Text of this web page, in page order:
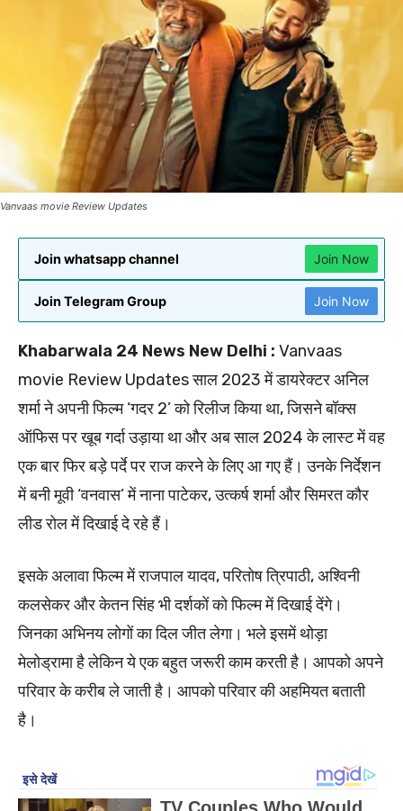
Vanvaas movie Review Updates
Join whatsapp channel Join Now
Join Telegram Group Join Now
Khabarwala 24 News New Delhi : Vanvaas
movie Review Updates साल 2023 में डायरेक्टर अनिल
शर्मा ने अपनी फिल्म ‘गदर 2’ को रिलीज किया था, जिसने बॉक्स
ऑफिस पर खूब गर्दा उड़ाया था और अब साल 2024 के लास्ट में वह
एक बार फिर बड़े पर्दे पर राज करने के लिए आ गए हैं। उनके निर्देशन
में बनी मूवी ‘वनवास’ में नाना पाटेकर, उत्कर्ष शर्मा और सिमरत कौर
लीड रोल में दिखाई दे रहे हैं।
इसके अलावा फिल्म में राजपाल यादव, परितोष त्रिपाठी, अश्विनी
कलसेकर और केतन सिंह भी दर्शकों को फिल्म में दिखाई देंगे।
जिनका अभिनय लोगों का दिल जीत लेगा। भले इसमें थोड़ा
मेलोड्रामा है लेकिन ये एक बहुत जरूरी काम करती है। आपको अपने
परिवार के करीब ले जाती है। आपको परिवार की अहमियत बताती
है।